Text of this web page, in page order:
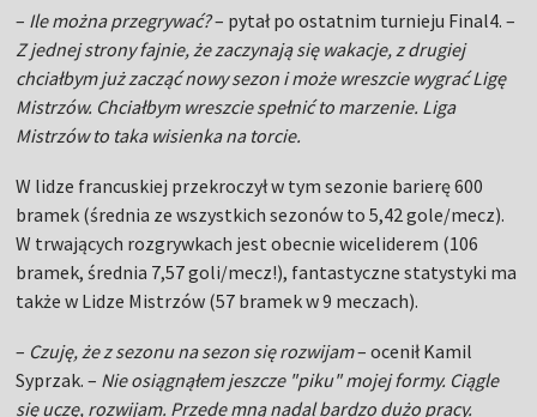
– Ile można przegrywać?– pytał po ostatnim turnieju Final4. –
Z jednej strony fajnie, że zaczynają się wakacje, z drugiej
chciałbym już zacząć nowy sezon i może wreszcie wygrać Ligę
Mistrzów. Chciałbym wreszcie spełnić to marzenie. Liga
Mistrzów to taka wisienka na torcie.
W lidze francuskiej przekroczył w tym sezonie barierę 600
bramek (średnia ze wszystkich sezonów to 5,42 gole/mecz).
W trwających rozgrywkach jest obecnie wiceliderem (106
bramek, średnia 7,57 goli/mecz!), fantastyczne statystyki ma
także w Lidze Mistrzów (57 bramek w 9 meczach).
– Czuję, że z sezonu na sezon się rozwijam– ocenił Kamil
Syprzak. – Nie osiągnąłem jeszcze "piku" mojej formy. Ciągle
się uczę, rozwijam. Przede mną nadal bardzo dużo pracy.